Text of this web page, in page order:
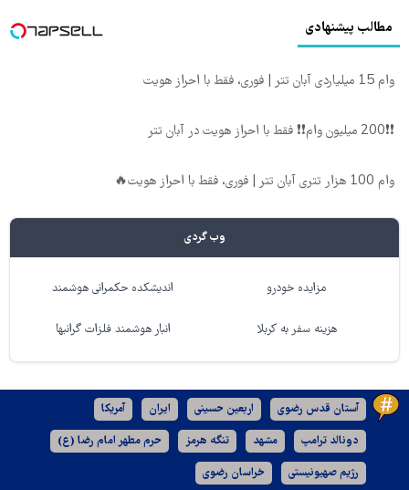
مطالب پیشنهادی
وام 15 میلیاردی آبان تتر | فوری، فقط با احراز هویت
❗❗200 میلیون وام❗❗ فقط با احراز هویت در آبان تتر
وام 100 هزار تتری آبان تتر | فوری، فقط با احراز هویت🔥
وب گردی
مزایده خودرو اندیشکده حکمرانی هوشمند
هزینه سفر به کربلا انبار هوشمند فلزات گرانبها
آستان قدس رضوی اربعین حسینی ایران آمریکا
دونالد ترامپ مشهد تنگه هرمز حرم مطهر امام رضا (ع)
رژیم صهیونیستی خراسان رضوی